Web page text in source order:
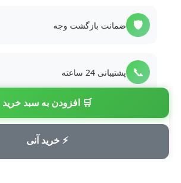
🛒 افزودن به سبد خرید
⚡ خرید آنی
🛡️ ضمانت بازگشت وجه
📞 پشتیبانی 24 ساعته
💳 پرداخت امن